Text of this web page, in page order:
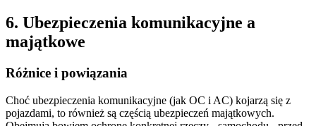
6. Ubezpieczenia komunikacyjne a
majątkowe
Różnice i powiązania
Choć ubezpieczenia komunikacyjne (jak OC i AC) kojarzą się z
pojazdami, to również są częścią ubezpieczeń majątkowych.